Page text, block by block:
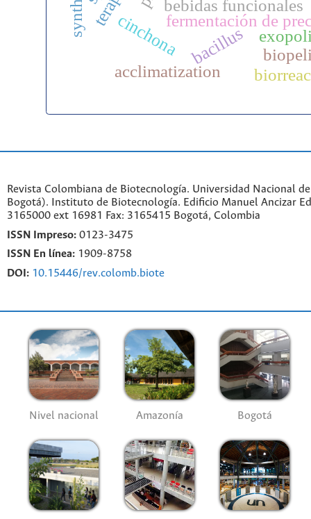
bebidas funcionales
fermentación de
bacillus
cinchona
acclimatization
Revista Colombiana de Biotecnología. Universidad Nacional
Bogotá). Instituto de Biotecnología. Edificio Manuel Ancizar
3165000 ext 16981 Fax: 3165415 Bogotá, Colombia
ISSN Impreso: 0123-3475
ISSN En línea: 1909-8758
DOI: 10.15446/rev.colomb.biote
Nivel nacional Amazonía Bogotá